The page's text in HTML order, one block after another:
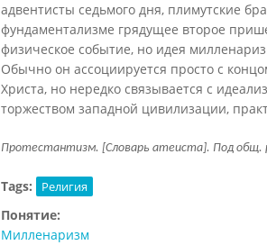
адвентисты седьмого дня, плимутские
фундаментализме грядущее второе
физическое событие, но идея
Обычно он ассоциируется просто с
Христа, но нередко связывается с
торжеством западной цивилизации,
Протестантизм. [Словарь атеиста]. Под общ.
Tags: Религия
Понятие:
Милленаризм